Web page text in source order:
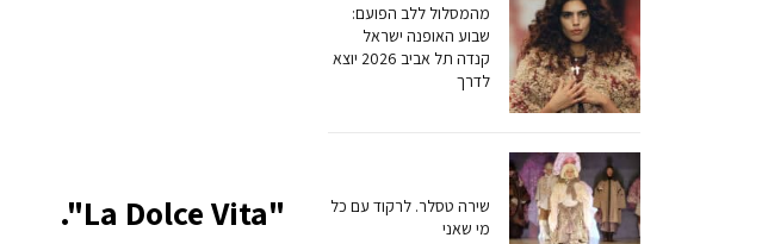
"La Dolce Vita".
מהמסלול ללב הפועם:
שבוע האופנה ישראל
קנדה תל אביב 2026 יוצא
לדרך
שירה טסלר. לרקוד עם כל
מי שאני